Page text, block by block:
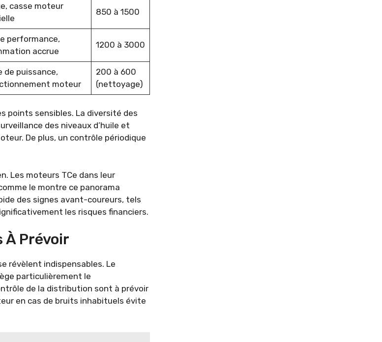
casse moteur
850 à 1500
performance,
accrue
1200 à 3000
de puissance,
moteur
200 à 600
(nettoyage)
points sensibles. La diversité des
des niveaux d’huile et
De plus, un contrôle périodique
Les moteurs TCe dans leur
le montre ce panorama
des signes avant-coureurs, tels
les risques financiers.
À Prévoir
révèlent indispensables. Le
particulièrement le
de la distribution sont à prévoir
en cas de bruits inhabituels évite